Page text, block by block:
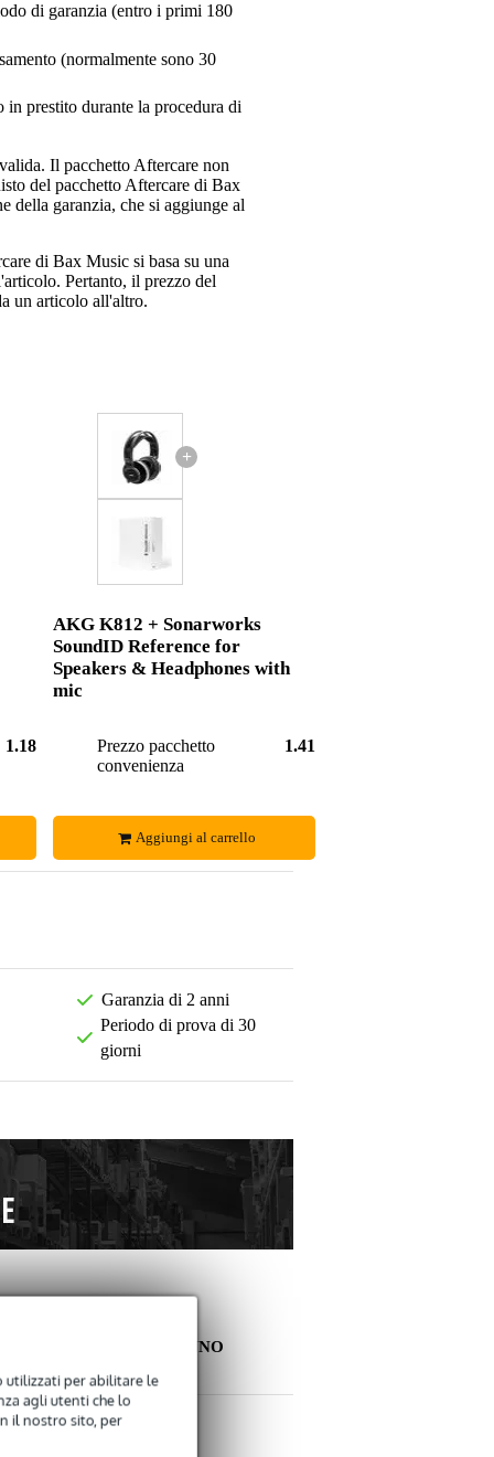
utilizzati per abilitare le
agli utenti che lo
il nostro sito, per
di garanzia (entro i primi 180
(normalmente sono 30
prestito durante la procedura di
Il pacchetto Aftercare non
del pacchetto Aftercare di Bax
della garanzia, che si aggiunge al
di Bax Music si basa su una
Pertanto, il prezzo del
un articolo all'altro.
1.181,00 €
+
AKG K812 + Sonarworks
SoundID Reference for
Speakers & Headphones with
mic
Prezzo pacchetto
convenienza
1.413,00 €
Aggiungi al carrello
Garanzia di 2 anni
Periodo di prova di 30
giorni
La tua opinione
ALTRI CLIENTI HANNO